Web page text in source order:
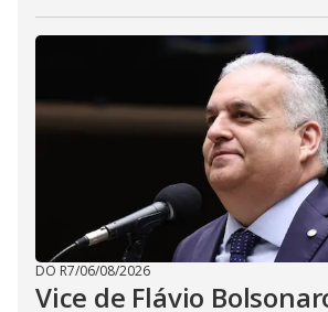
DO R7/06/08/2026
Vice de Flávio